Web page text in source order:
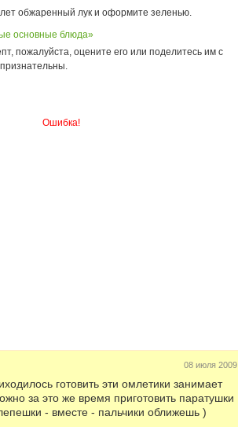
обжаренный лук и оформите зеленью.
основные блюда»
пожалуйста, оцените его или поделитесь им с
Ошибка!
08 июля 2009
готовить эти омлетики занимает
за это же время приготовить паратушки
- вместе - пальчики оближешь )